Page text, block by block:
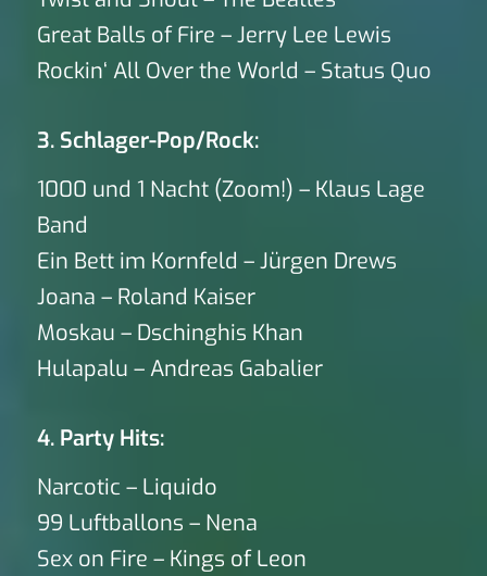
Great Balls of Fire – Jerry Lee Lewis
Rockin‘ All Over the World – Status Quo
3. Schlager-Pop/Rock:
1000 und 1 Nacht (Zoom!) – Klaus Lage
Band
Ein Bett im Kornfeld – Jürgen Drews
Joana – Roland Kaiser
Moskau – Dschinghis Khan
Hulapalu – Andreas Gabalier
4. Party Hits:
Narcotic – Liquido
99 Luftballons – Nena
Sex on Fire – Kings of Leon